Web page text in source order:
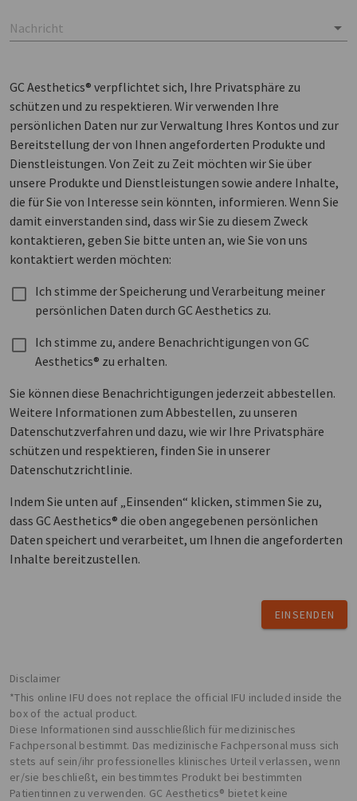
Nachricht
GC Aesthetics® verpflichtet sich, Ihre Privatsphäre zu
schützen und zu respektieren. Wir verwenden Ihre
persönlichen Daten nur zur Verwaltung Ihres Kontos und zur
Bereitstellung der von Ihnen angeforderten Produkte und
Dienstleistungen. Von Zeit zu Zeit möchten wir Sie über
unsere Produkte und Dienstleistungen sowie andere Inhalte,
die für Sie von Interesse sein könnten, informieren. Wenn Sie
damit einverstanden sind, dass wir Sie zu diesem Zweck
kontaktieren, geben Sie bitte unten an, wie Sie von uns
kontaktiert werden möchten:
Ich stimme der Speicherung und Verarbeitung meiner
persönlichen Daten durch GC Aesthetics zu.
Ich stimme zu, andere Benachrichtigungen von GC
Aesthetics® zu erhalten.
Sie können diese Benachrichtigungen jederzeit abbestellen.
Weitere Informationen zum Abbestellen, zu unseren
Datenschutzverfahren und dazu, wie wir Ihre Privatsphäre
schützen und respektieren, finden Sie in unserer
Datenschutzrichtlinie.
Indem Sie unten auf „Einsenden“ klicken, stimmen Sie zu,
dass GC Aesthetics® die oben angegebenen persönlichen
Daten speichert und verarbeitet, um Ihnen die angeforderten
Inhalte bereitzustellen.
EINSENDEN
Disclaimer
*This online IFU does not replace the official IFU included inside the
box of the actual product.
Diese Informationen sind ausschließlich für medizinisches
Fachpersonal bestimmt. Das medizinische Fachpersonal muss sich
stets auf sein/ihr professionelles klinisches Urteil verlassen, wenn
er/sie beschließt, ein bestimmtes Produkt bei bestimmten
Patientinnen zu verwenden. GC Aesthetics® bietet keine